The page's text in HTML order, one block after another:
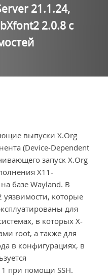
21.1.24,
2.0.8 с
выпуски X.Org
(Device-Dependent
запуск X.Org
X11-
базе Wayland. В
уязвимости, которые
для
в которых X-
root, а также для
в конфигурациях, в
при помощи SSH.